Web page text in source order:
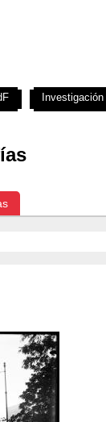
Investigación